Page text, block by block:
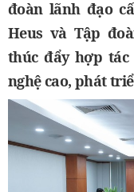
đoàn lãnh đạo
Heus và Tập
thúc đẩy hợp
nghệ cao, phát